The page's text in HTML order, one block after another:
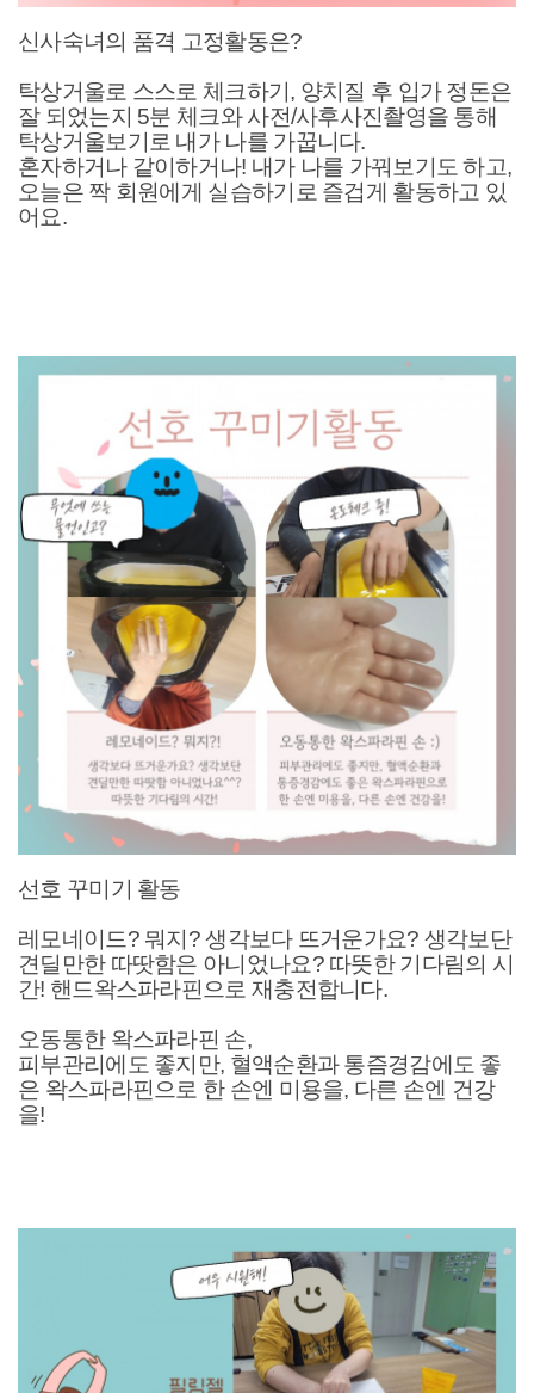
신사숙녀의 품격 고정활동은?
탁상거울로 스스로 체크하기, 양치질 후 입가 정돈은
잘 되었는지 5분 체크와 사전/사후사진촬영을 통해
탁상거울보기로 내가 나를 가꿉니다.
혼자하거나 같이하거나! 내가 나를 가꿔보기도 하고,
오늘은 짝 회원에게 실습하기로 즐겁게 활동하고 있
어요.
선호 꾸미기 활동
레모네이드? 뭐지? 생각보다 뜨거운가요? 생각보단
견딜만한 따땃함은 아니었나요? 따뜻한 기다림의 시
간! 핸드왁스파라핀으로 재충전합니다.
오동통한 왁스파라핀 손,
피부관리에도 좋지만, 혈액순환과 통즘경감에도 좋
은 왁스파라핀으로 한 손엔 미용을, 다른 손엔 건강
을!